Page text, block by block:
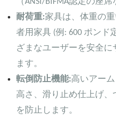
耐荷重:家具は、体重の
者用家具 (例: 600 ポンド
ざまなユーザーを安全に
ます。
転倒防止機能:高いアー
高さ、滑り止め仕上げ、
を防止します。